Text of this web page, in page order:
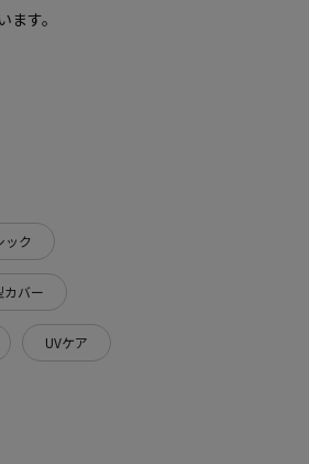
す。
ック
カバー
UVケア